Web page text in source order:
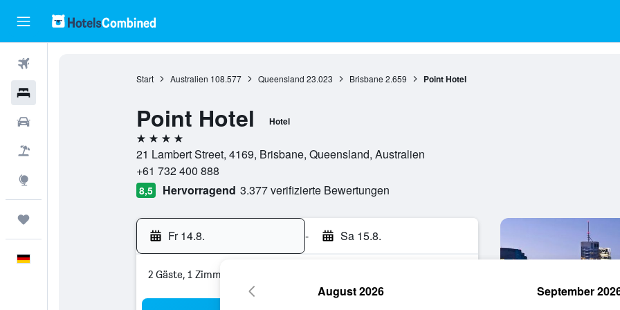
Start Australien 108.577 Queensland 23.023 Brisbane 2.659 Point Hotel
Point Hotel Hotel
4 Sterne
21 Lambert Street, 4169, Brisbane, Queensland, Australien
+61 732 400 888
8,5 Hervorragend 3.377 verifizierte Bewertungen
Fr 14.8. - Sa 15.8.
2 Gäste, 1 Zimmer
August 2026 September